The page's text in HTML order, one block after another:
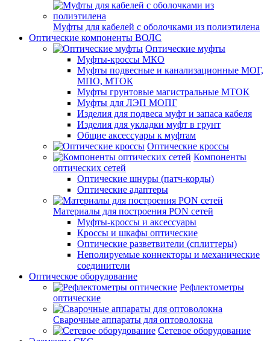
Муфты для кабелей с оболочками из полиэтилена
Оптические компоненты ВОЛС
Оптические муфты
Муфты-кроссы МКО
Муфты подвесные и канализационные МОГ,
МПО, МТОК
Муфты грунтовые магистральные МТОК
Муфты для ЛЭП МОПГ
Изделия для подвеса муфт и запаса кабеля
Изделия для укладки муфт в грунт
Общие аксессуары к муфтам
Оптические кроссы
Компоненты
оптических сетей
Оптические шнуры (патч-корды)
Оптические адаптеры
Материалы для построения PON сетей
Муфты-кроссы и аксессуары
Кроссы и шкафы оптические
Оптические разветвители (сплиттеры)
Неполируемые коннекторы и механические
соединители
Оптическое оборудование
Рефлектометры
оптические
Сварочные аппараты для оптоволокна
Сетевое оборудование